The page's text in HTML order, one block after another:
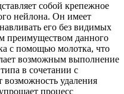
собой крепежное
нейлона. Он имеет
его без видимых
преимуществом данного
с помощью молотка, что
возможным выполнение
в сочетании с
удаления
процесс